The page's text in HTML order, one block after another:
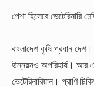
পেশা হিসেবে ভেটেরিনারি
বাংলাদেশ কৃষি প্রধান
উন্নয়নও অপরিহার্য। আর
ভেটেরিনারিয়ান। প্রাণি